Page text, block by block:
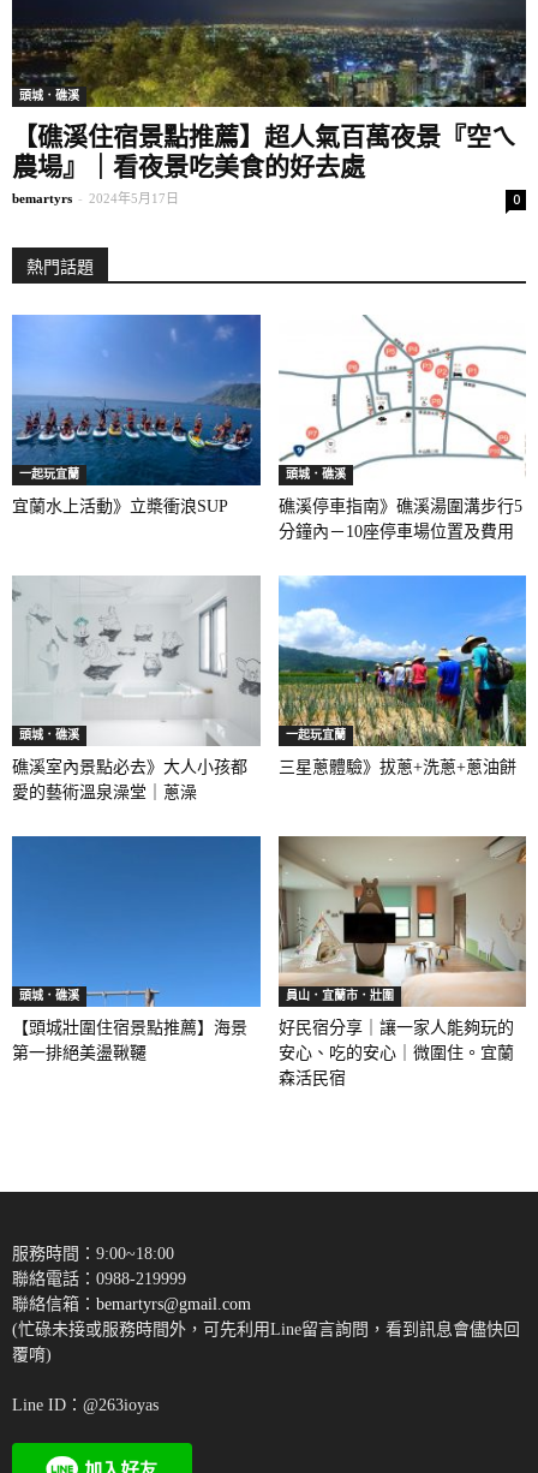
頭城．礁溪
【礁溪住宿景點推薦】超人氣百萬夜景『空ㄟ
農場』｜看夜景吃美食的好去處
bemartyrs - 2024年5月17日 0
熱門話題
一起玩宜蘭
宜蘭水上活動》立槳衝浪SUP
頭城．礁溪
礁溪停車指南》礁溪湯圍溝步行5
分鐘內－10座停車場位置及費用
頭城．礁溪
礁溪室內景點必去》大人小孩都
愛的藝術溫泉澡堂｜蔥澡
一起玩宜蘭
三星蔥體驗》拔蔥+洗蔥+蔥油餅
頭城．礁溪
【頭城壯圍住宿景點推薦】海景
第一排絕美盪鞦韆
員山．宜蘭市．壯圍
好民宿分享｜讓一家人能夠玩的
安心、吃的安心｜微圍住。宜蘭
森活民宿
服務時間：9:00~18:00
聯絡電話：0988-219999
聯絡信箱： bemartyrs@gmail.com
(忙碌未接或服務時間外，可先利用Line留言詢問，看到訊息會儘快回
覆唷)
Line ID：@263ioyas